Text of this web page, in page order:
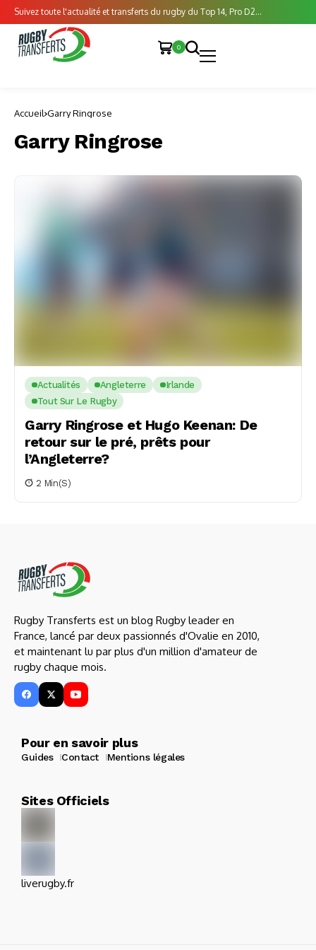
Suivez toute l'actualité et transferts du rugby du Top 14, Pro D2...
0
Accueil Garry Ringrose
Garry Ringrose
Actualités Angleterre
Irlande
Tout Sur Le Rugby
Garry Ringrose et Hugo Keenan: De
retour sur le pré, prêts pour
l’Angleterre?
2 Min(s)
Rugby Transferts est un blog Rugby leader en
France, lancé par deux passionnés d'Ovalie en 2010,
et maintenant lu par plus d'un million d'amateur de
rugby chaque mois.
Pour en savoir plus
Guides Contact Mentions légales
Sites Officiels
liverugby.fr